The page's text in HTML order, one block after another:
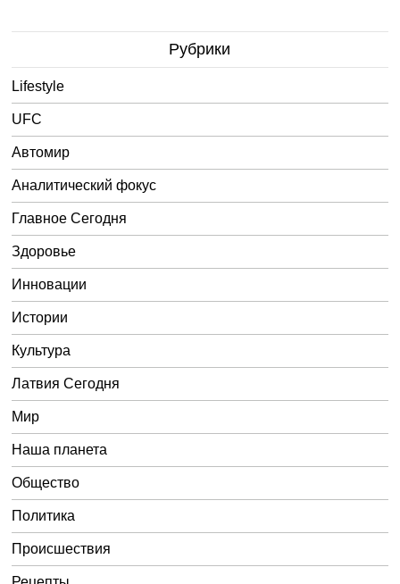
Рубрики
Lifestyle
UFC
Автомир
Аналитический фокус
Главное Сегодня
Здоровье
Инновации
Истории
Культура
Латвия Сегодня
Мир
Наша планета
Общество
Политика
Происшествия